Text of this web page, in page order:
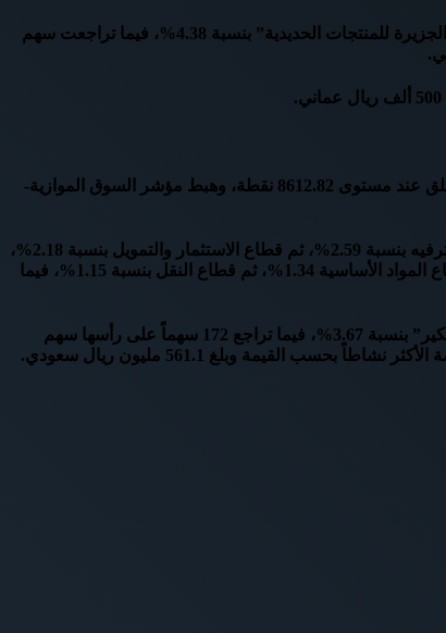
وارتفع 17 سهماً ببورصة مسقط، على رأسهم سهم “جلفار للهندسة والمقاولات” بنسبة 9.76%، ثم سهم “الأنوار القابضة” بنسبة 4.92%، ثم سهم “الجزيرة للمنتجات الحديدية” بنسبة 4.38%، فيما تراجعت سهم
تراجع المؤشر العام لسوق الأسهم السعودية “تاسي”، بختام تعاملات جلسة اليوم الأحد، بداية جلسات الأسبوع، بنسبة 0.88% خاسراً 76.71 نقطة ليغلق عند مستوى 8612.82 نقطة، وهبط مؤشر السوق الموازية-
وهبط 20 قطاعاً بسوق السعودية، على رأسها السلع طويلة الأجل بنسبة 3.27%، أعقبه قطاع السلع الرأسمالية بنسبة 2.61%، يليه قطاع الإعلام والترفيه بنسبة 2.59%، ثم قطاع الاستثمار والتمويل بنسبة 2.18%،
ثم قطاع الرعاية الصحية بنسبة 2.05%، ثم قطاع إنتاج الأغذية بنسبة 2.03%، ثم قطاع التأمين بنسبة 1.80%، ثم قطاع الأدوية بنسبة 1.79%، ثم قطاع المواد الأساسية 1.34%، ثم قطاع النقل بنسبة 1.15%، فيما
وقفز 20 سهماً خلال جلسة تداول اليوم على رأسها سهم “مجموعة الحكير” بنسبة 9.91%، ثم سهم ” الشرقية للتنمية” بنسبة 5.28%، ثم سهم “الحكير” بنسبة 3.67%، فيما تراجع 172 سهماً على رأسها سهم